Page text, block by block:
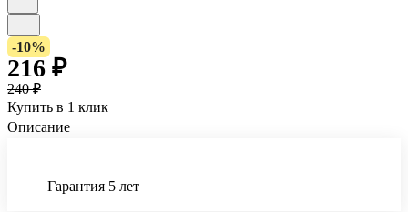
-10%
216 ₽
240 ₽
Купить в 1 клик
Описание
Гарантия 5 лет